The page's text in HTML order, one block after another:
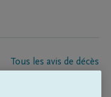
Tous les avis de décès
pompes funèbres